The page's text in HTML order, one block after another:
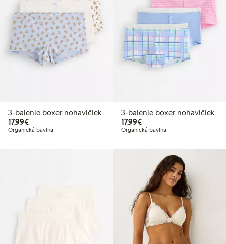
3-balenie boxer nohavičiek
17,99€17,99 €
Organická bavlna
3-balenie boxer nohavičiek
17,99€17,99 €
Organická bavlna